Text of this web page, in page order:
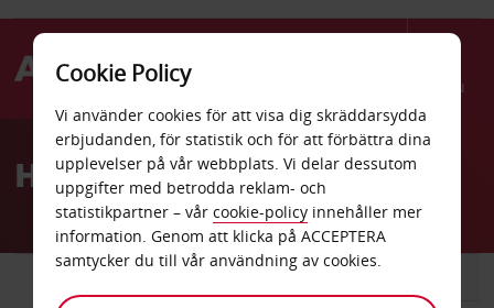
Menu
AvisHyrbil Abidjan
BIL
Cookie Policy
Vi använder cookies för att visa dig skräddarsydda
erbjudanden, för statistik och för att förbättra dina
upplevelser på vår webbplats. Vi delar dessutom
uppgifter med betrodda reklam- och
statistikpartner – vår cookie-policy innehåller mer
information. Genom att klicka på ACCEPTERA
samtycker du till vår användning av cookies.